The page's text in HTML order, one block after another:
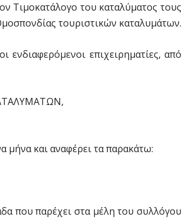
Τιμοκατάλογο του καταλύματος τους
τουριστικών καταλυμάτων.
επιχειρηματίες, από
μήνα και αναφέρει τα παρακάτω:
που παρέχει στα μέλη του συλλόγου